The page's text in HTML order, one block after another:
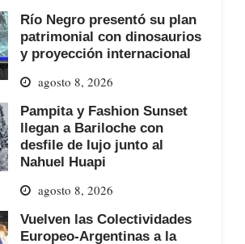
Río Negro presentó su plan
patrimonial con dinosaurios
y proyección internacional
agosto 8, 2026
Pampita y Fashion Sunset
llegan a Bariloche con
desfile de lujo junto al
Nahuel Huapi
agosto 8, 2026
Vuelven las Colectividades
Europeo-Argentinas a la